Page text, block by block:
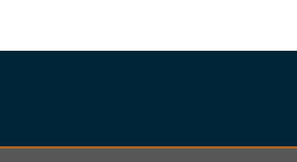
in combinatie met een